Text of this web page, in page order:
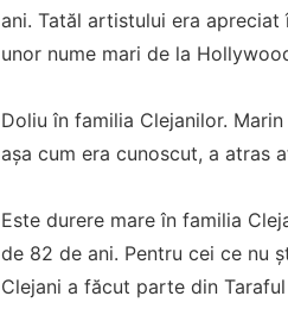
ani. Tatăl artistului era apreciat
unor nume mari de la
Doliu în familia Clejanilor.
așa cum era cunoscut, a atras
Este durere mare în familia
de 82 de ani. Pentru cei ce nu
Clejani a făcut parte din